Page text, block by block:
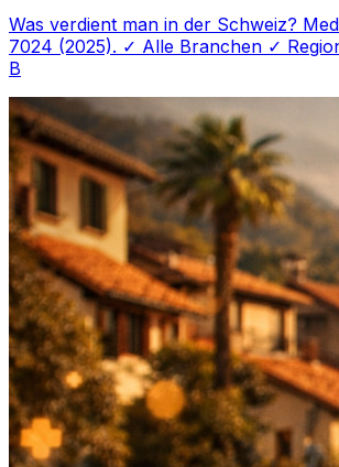
Was verdient man in der Schweiz?
7024 (2025). ✓ Alle Branchen ✓
B